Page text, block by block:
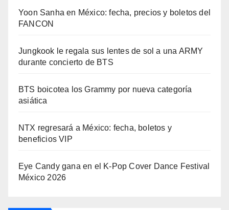
Yoon Sanha en México: fecha, precios y boletos del
FANCON
Jungkook le regala sus lentes de sol a una ARMY
durante concierto de BTS
BTS boicotea los Grammy por nueva categoría
asiática
NTX regresará a México: fecha, boletos y
beneficios VIP
Eye Candy gana en el K-Pop Cover Dance Festival
México 2026